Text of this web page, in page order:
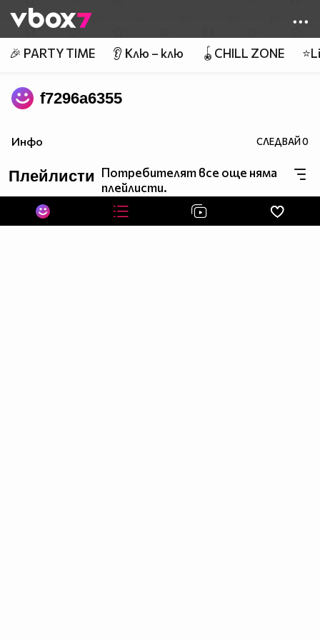
👾
🎉 PARTY TIME 👂 Клю – клю 🪀CHILL ZONE
f7296a6355
Инфо СЛЕДВАЙ0
Плейлисти Потребителят все още няма
плейлисти.